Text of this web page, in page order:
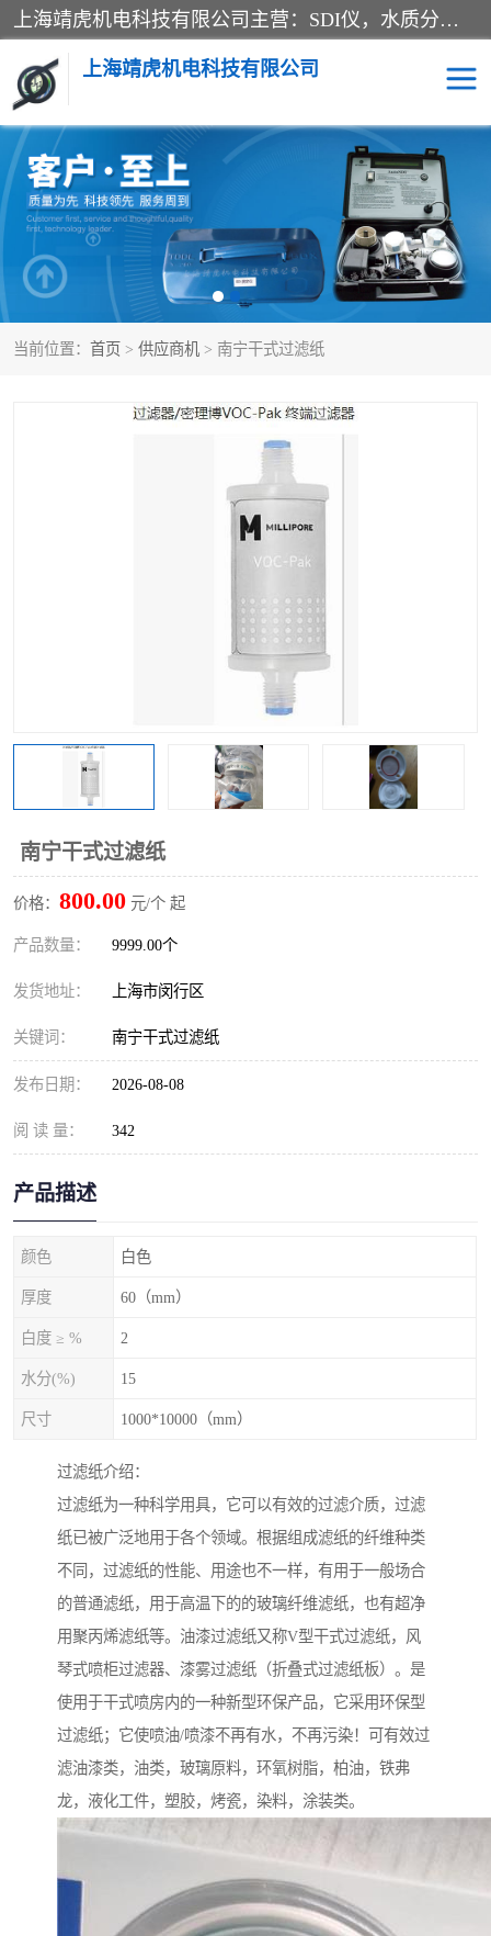
上海靖虎机电科技有限公司主营：SDI仪，水质分析仪，水质检测仪产品；上海靖虎机电科技有限公司在专业制造和研发等方面的强大的平台优势，利用自身在自动化仪表、自控系统及环保监测仪器的专长，以优良的技术，优越的产品质量和良好的服务质量与广大客户真诚合作。
上海靖虎机电科技有限公司
当前位置： 首页 > 供应商机 > 南宁干式过滤纸
南宁干式过滤纸
价格： 800.00 元/个 起
产品数量： 9999.00个
发货地址： 上海市闵行区
关键词： 南宁干式过滤纸
发布日期： 2026-08-08
阅 读 量： 342
产品描述
颜色 白色
厚度 60（mm）
白度 ≥ % 2
水分(%) 15
尺寸 1000*10000（mm）
过滤纸介绍：
过滤纸为一种科学用具，它可以有效的过滤介质，过滤
纸已被广泛地用于各个领域。根据组成滤纸的纤维种类
不同，过滤纸的性能、用途也不一样，有用于一般场合
的普通滤纸，用于高温下的的玻璃纤维滤纸，也有超净
用聚丙烯滤纸等。油漆过滤纸又称V型干式过滤纸，风
琴式喷柜过滤器、漆雾过滤纸（折叠式过滤纸板）。是
使用于干式喷房内的一种新型环保产品，它采用环保型
过滤纸；它使喷油/喷漆不再有水，不再污染！可有效过
滤油漆类，油类，玻璃原料，环氧树脂，柏油，铁弗
龙，液化工件，塑胶，烤瓷，染料，涂装类。
SDI仪 过滤膜过滤纸
PH电导测试笔 水质分析仪
水质检测仪 电导测试笔
PH电导测试仪